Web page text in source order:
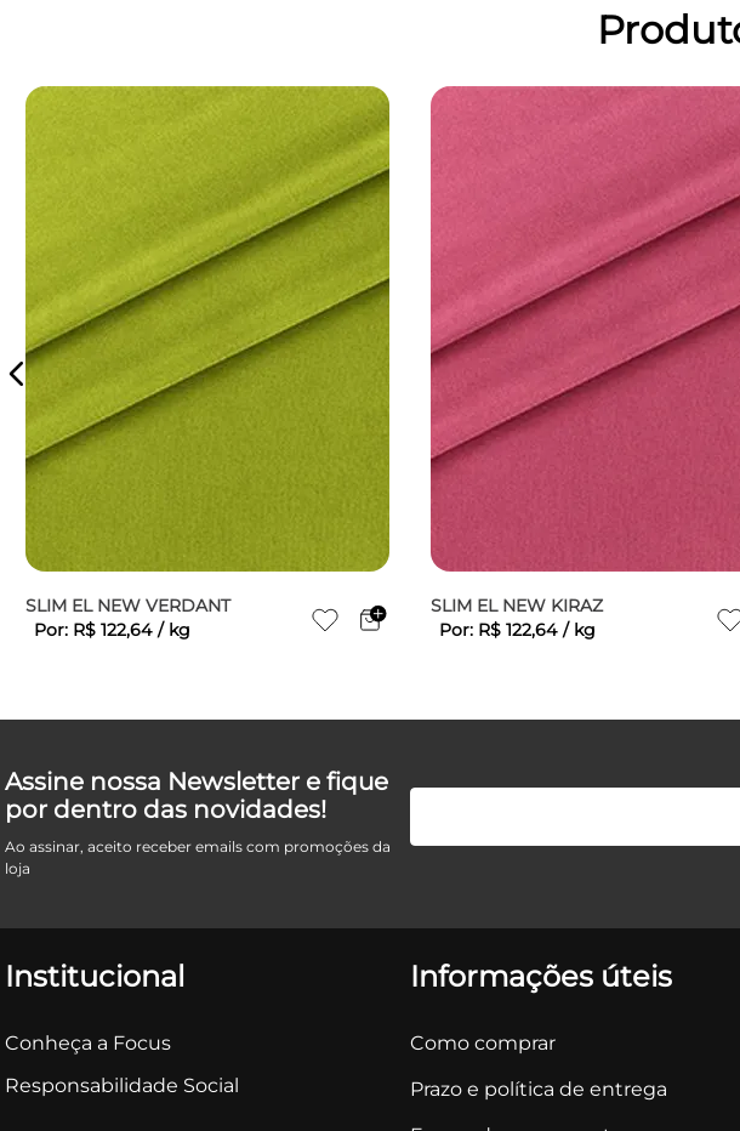
SLIM EL NEW VERDANT
Por: R$ 122,64 / kg
SLIM EL NEW KIRAZ
Por: R$ 122,64 / kg
Assine nossa Newsletter e fique
por dentro das novidades!
Ao assinar, aceito receber emails com promoções da
loja
Institucional
Conheça a Focus
Responsabilidade Social
Informações úteis
Como comprar
Prazo e política de entrega